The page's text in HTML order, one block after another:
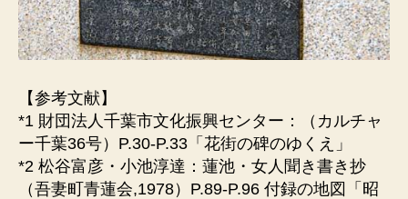
【参考文献】
*1 財団法人千葉市文化振興センター：（カルチャ
ー千葉36号）P.30-P.33「花街の碑のゆくえ」
*2 松谷富彦・小池淳達：蓮池・女人聞き書き抄
（吾妻町青蓮会,1978）P.89-P.96 付録の地図「昭